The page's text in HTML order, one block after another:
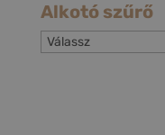
Alkotó szűrő